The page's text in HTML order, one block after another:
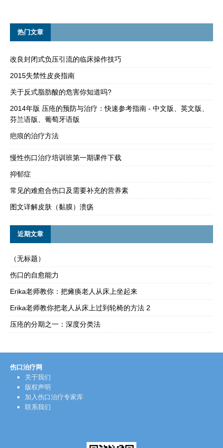
热门文章
改良封闭式负压引流的临床操作技巧
2015失禁性皮炎指南
关于反式脂肪酸的危害你知道吗?
2014年版 压疮的预防与治疗：快速参考指南 - 中文版、英文版、
芬兰语版、葡萄牙语版
疤痕的治疗方法
慢性伤口治疗培训班第一期课件下载
抑郁症
常见的难愈合伤口及需要补充的营养素
图文详解皮肤（黏膜）溃疡
近期文章
（无标题）
伤口的自愈能力
Erika老师教你：把瘫痪老人从床上坐起来
Erika老师教你把老人从床上过到轮椅的方法 2
压疮的分期之一：深度分类法
伤口治疗网
关于我们
版权声明
加入伤口治疗专家库
联系我们